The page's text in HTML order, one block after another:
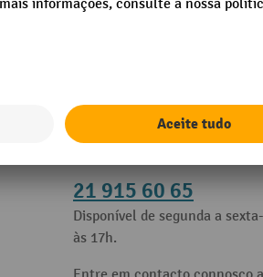
Contacto
21 915 60 65
Disponível de segunda a
às 17h.